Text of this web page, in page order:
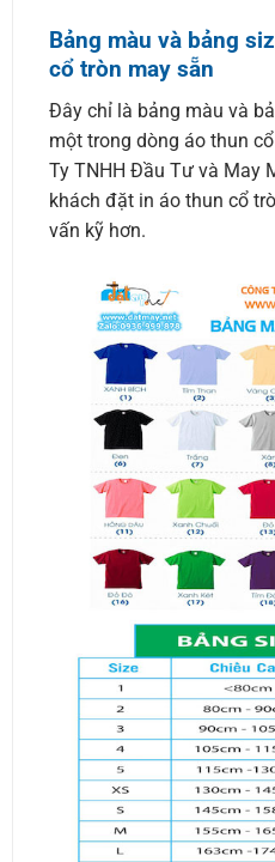
Bảng màu và bảng
cổ tròn may sẵn
Đây chỉ là bảng màu và
một trong dòng áo thun
Ty TNHH Đầu Tư và May
khách đặt in áo thun cổ
vấn kỹ hơn.